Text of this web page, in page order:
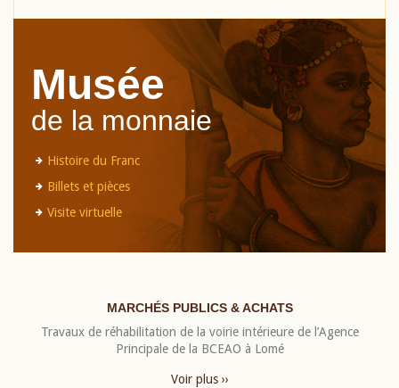
Musée
de la monnaie
Histoire du Franc
Billets et pièces
Visite virtuelle
MARCHÉS PUBLICS & ACHATS
Travaux de réhabilitation de la voirie intérieure de l’Agence
Principale de la BCEAO à Lomé
Voir plus ››